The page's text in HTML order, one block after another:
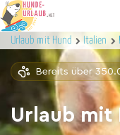
Urlaub mit Hund Italien
Bereits über
Urlaub mit